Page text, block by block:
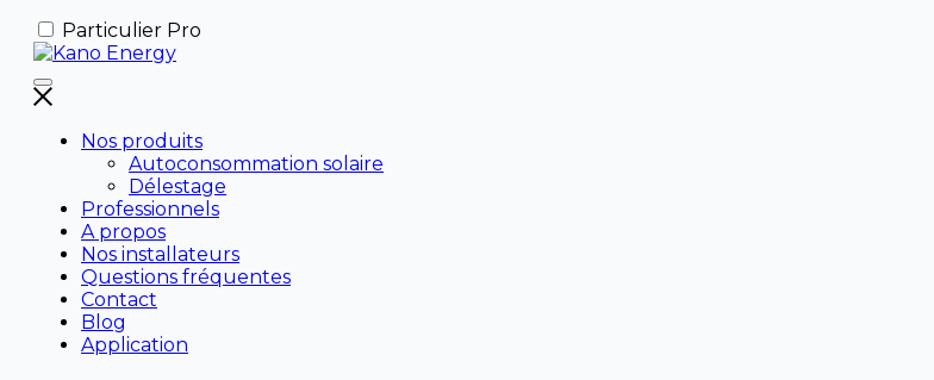
Particulier Pro
Nos produits
Autoconsommation solaire
Délestage
Professionnels
A propos
Nos installateurs
Questions fréquentes
Contact
Blog
Application